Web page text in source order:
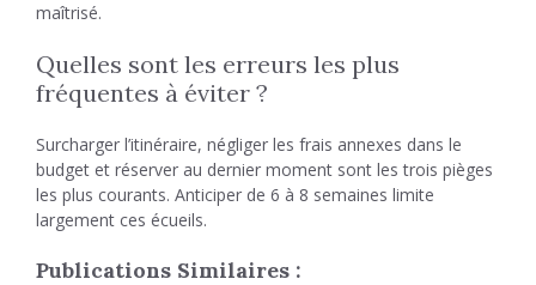
maîtrisé.
Quelles sont les erreurs les plus
fréquentes à éviter ?
Surcharger l’itinéraire, négliger les frais annexes dans le
budget et réserver au dernier moment sont les trois pièges
les plus courants. Anticiper de 6 à 8 semaines limite
largement ces écueils.
Publications Similaires :